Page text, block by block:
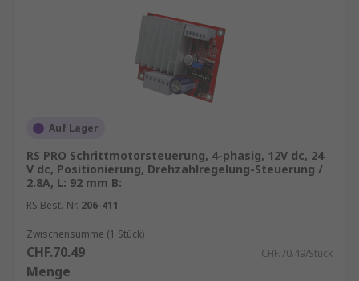
Auf Lager
RS PRO Schrittmotorsteuerung, 4-phasig, 12V dc, 24
V dc, Positionierung, Drehzahlregelung-Steuerung /
2.8A, L: 92 mm B:
RS Best.-Nr. 206-411
Zwischensumme (1 Stück)
CHF.70.49 CHF.70.49/Stück
Menge